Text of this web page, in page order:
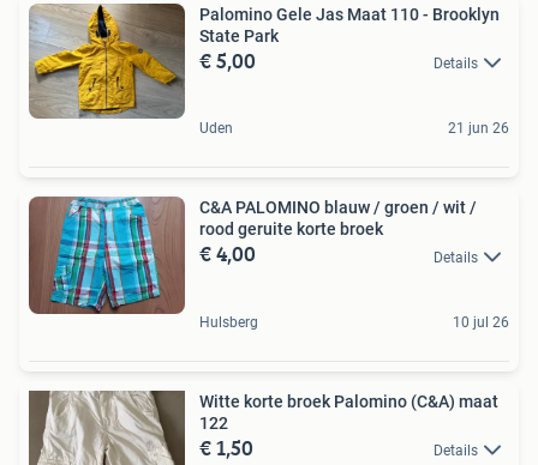
Palomino Gele Jas Maat 110 - Brooklyn
State Park
€ 5,00 Details
Uden 21 jun 26
C&A PALOMINO blauw / groen / wit /
rood geruite korte broek
€ 4,00 Details
Hulsberg 10 jul 26
Witte korte broek Palomino (C&A) maat
122
€ 1,50 Details